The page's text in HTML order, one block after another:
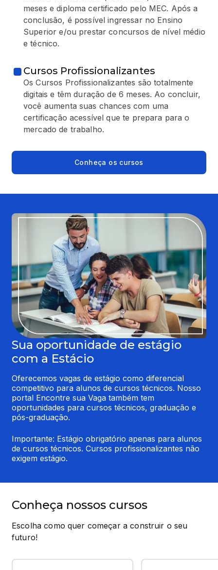
meses e diploma certificado pelo MEC. Após a
conclusão, é possível ingressar no Ensino
Superior e/ou prestar concursos de nível médio
e técnico.
Cursos Profissionalizantes
Os Cursos Profissionalizantes são totalmente
digitais e têm duração de 6 meses. Ao concluir,
você aumenta suas chances com uma
certificação acessível que te prepara para o
mercado de trabalho.
Conheça os cursos
Sua oportunidade de estágio
com a Estácio
Oferecemos vagas de estágio como diferencial
competitivo para alunos de cursos técnicos. Nosso
portal Encontre sua Vaga também tem
oportunidades para cursos técnicos, graduação e
pós-graduação.
Importante: Estágio obrigatório apenas para alunos
de cursos técnicos. Cursos profissionalizantes não
exigem estágio.
Conheça nossos cursos
Escolha como quer começar a construir o seu
futuro!